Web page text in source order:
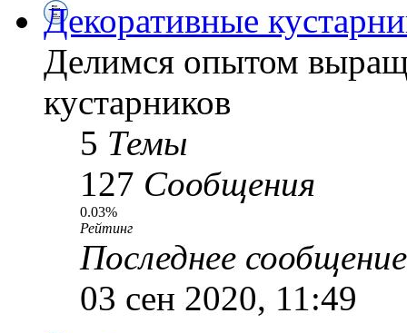
Декоративные
Делимся опытом
кустарников
5 Темы
127 Сообщения
0.03%
Рейтинг
Последнее сообщение
03 сен 2020, 11:49